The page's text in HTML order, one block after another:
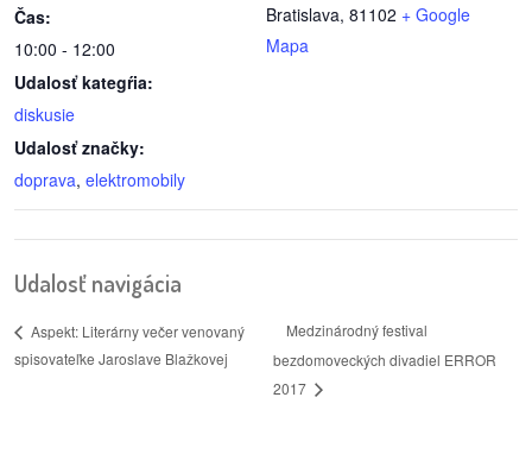
Čas:
10:00 - 12:00
Udalosť kategŕia:
diskusie
Udalosť značky:
doprava, elektromobily
Bratislava, 81102 + Google
Mapa
Udalosť navigácia
Aspekt: Literárny večer venovaný
spisovateľke Jaroslave Blažkovej
Medzinárodný festival
bezdomoveckých divadiel ERROR
2017